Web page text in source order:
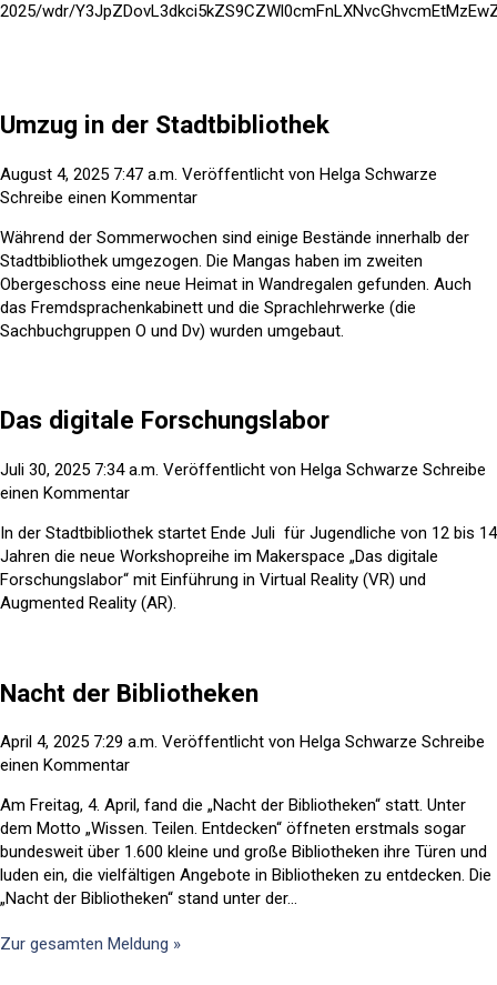
2025/wdr/
Umzug in der Stadtbibliothek
August 4, 2025 7:47 a.m. Veröffentlicht von Helga Schwarze
Schreibe einen Kommentar
Während der Sommerwochen sind einige Bestände innerhalb der
Stadtbibliothek umgezogen. Die Mangas haben im zweiten
Obergeschoss eine neue Heimat in Wandregalen gefunden. Auch
das Fremdsprachenkabinett und die Sprachlehrwerke (die
Sachbuchgruppen O und Dv) wurden umgebaut.
Das digitale Forschungslabor
Juli 30, 2025 7:34 a.m. Veröffentlicht von Helga Schwarze Schreibe
einen Kommentar
In der Stadtbibliothek startet Ende Juli für Jugendliche von 12 bis 14
Jahren die neue Workshopreihe im Makerspace „Das digitale
Forschungslabor“ mit Einführung in Virtual Reality (VR) und
Augmented Reality (AR).
Nacht der Bibliotheken
April 4, 2025 7:29 a.m. Veröffentlicht von Helga Schwarze Schreibe
einen Kommentar
Am Freitag, 4. April, fand die „Nacht der Bibliotheken“ statt. Unter
dem Motto „Wissen. Teilen. Entdecken“ öffneten erstmals sogar
bundesweit über 1.600 kleine und große Bibliotheken ihre Türen und
luden ein, die vielfältigen Angebote in Bibliotheken zu entdecken. Die
„Nacht der Bibliotheken“ stand unter der...
Zur gesamten Meldung »